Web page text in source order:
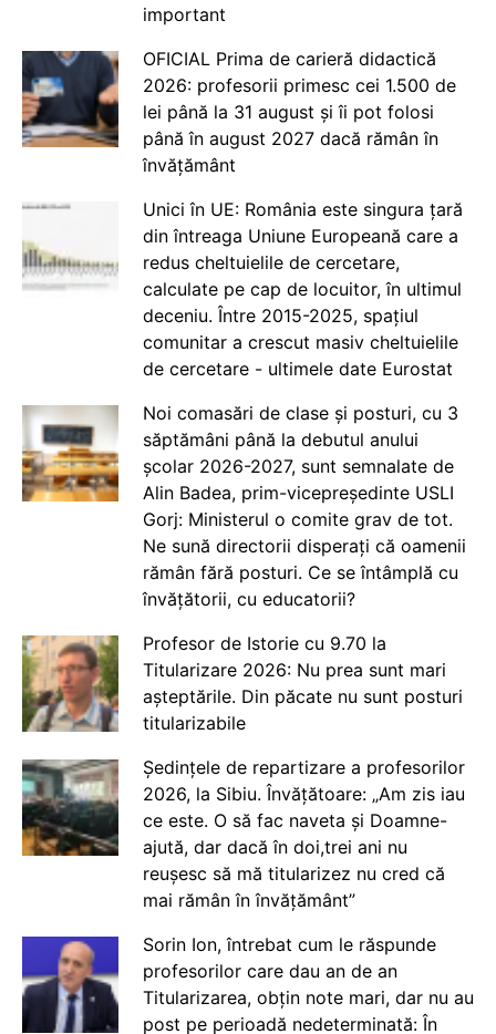
important
OFICIAL Prima de carieră didactică
2026: profesorii primesc cei 1.500 de
lei până la 31 august și îi pot folosi
până în august 2027 dacă rămân în
învățământ
Unici în UE: România este singura țară
din întreaga Uniune Europeană care a
redus cheltuielile de cercetare,
calculate pe cap de locuitor, în ultimul
deceniu. Între 2015-2025, spațiul
comunitar a crescut masiv cheltuielile
de cercetare - ultimele date Eurostat
Noi comasări de clase și posturi, cu 3
săptămâni până la debutul anului
școlar 2026-2027, sunt semnalate de
Alin Badea, prim-vicepreședinte USLI
Gorj: Ministerul o comite grav de tot.
Ne sună directorii disperați că oamenii
rămân fără posturi. Ce se întâmplă cu
învățătorii, cu educatorii?
Profesor de Istorie cu 9.70 la
Titularizare 2026: Nu prea sunt mari
așteptările. Din păcate nu sunt posturi
titularizabile
Ședințele de repartizare a profesorilor
2026, la Sibiu. Învățătoare: „Am zis iau
ce este. O să fac naveta și Doamne-
ajută, dar dacă în doi,trei ani nu
reușesc să mă titularizez nu cred că
mai rămân în învățământ”
Sorin Ion, întrebat cum le răspunde
profesorilor care dau an de an
Titularizarea, obțin note mari, dar nu au
post pe perioadă nedeterminată: În